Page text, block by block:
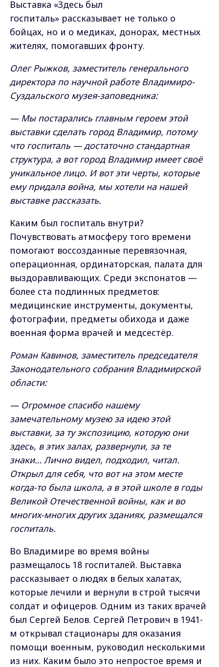
Выставка «Здесь был
госпиталь» рассказывает не только о
бойцах, но и о медиках, донорах, местных
жителях, помогавших фронту.
Олег Рыжков, заместитель генерального
директора по научной работе Владимиро-
Суздальского музея-заповедника:
— Мы постарались главным героем этой
выставки сделать город Владимир, потому
что госпиталь — достаточно стандартная
структура, а вот город Владимир имеет своё
уникальное лицо. И вот эти черты, которые
ему придала война, мы хотели на нашей
выставке рассказать.
Каким был госпиталь внутри?
Почувствовать атмосферу того времени
помогают воссозданные перевязочная,
операционная, ординаторская, палата для
выздоравливающих. Среди экспонатов —
более ста подлинных предметов:
медицинские инструменты, документы,
фотографии, предметы обихода и даже
военная форма врачей и медсестёр.
Роман Кавинов, заместитель председателя
Законодательного собрания Владимирской
области:
— Огромное спасибо нашему
замечательному музею за идею этой
выставки, за ту экспозицию, которую они
здесь, в этих залах, развернули, за те
знаки… Лично видел, подходил, читал.
Открыл для себя, что вот на этом месте
когда-то была школа, а в этой школе в годы
Великой Отечественной войны, как и во
многих-многих других зданиях, размещался
госпиталь.
Во Владимире во время войны
размещалось 18 госпиталей. Выставка
рассказывает о людях в белых халатах,
которые лечили и вернули в строй тысячи
солдат и офицеров. Одним из таких врачей
был Сергей Белов. Сергей Петрович в 1941-
м открывал стационары для оказания
помощи военным, руководил несколькими
из них. Каким было это непростое время и